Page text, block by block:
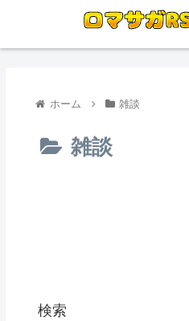
ホーム 雑談
雑談
検索